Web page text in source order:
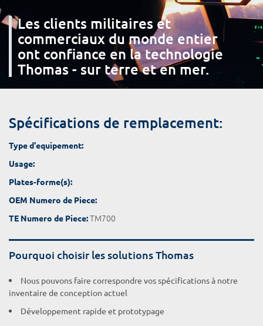
Les clients militaires et
commerciaux du monde entier
ont confiance en la technologie
Thomas - sur terre et en mer.
Spécifications de remplacement:
Type d'equipement:
Usage:
Plates-forme(s):
OEM Numero de Piece:
TE Numero de Piece:TM700
Pourquoi choisir les solutions Thomas
Nous pouvons faire correspondre vos spécifications à notre
inventaire de conception actuel
Développement rapide et prototypage